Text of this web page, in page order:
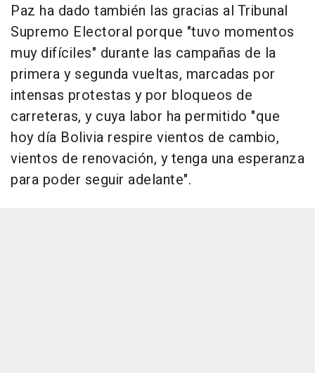
Paz ha dado también las gracias al Tribunal
Supremo Electoral porque "tuvo momentos
muy difíciles" durante las campañas de la
primera y segunda vueltas, marcadas por
intensas protestas y por bloqueos de
carreteras, y cuya labor ha permitido "que
hoy día Bolivia respire vientos de cambio,
vientos de renovación, y tenga una esperanza
para poder seguir adelante".